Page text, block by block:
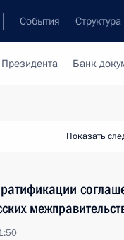
События Структура
Банк
Показать